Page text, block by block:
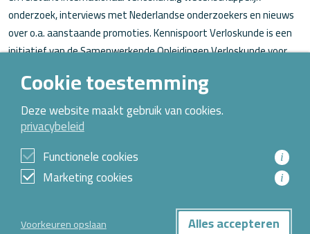
onderzoek, interviews met Nederlandse onderzoekers en nieuws
over o.a. aanstaande promoties. Kennispoort Verloskunde is een
initiatief van de Samenwerkende Opleidingen Verloskunde voor
Over Kennispoort Verloskunde
Contact
Archief
Privacybeleid
Cookie toestemming
Deze website maakt gebruik van cookies.
privacybeleid
Functionele cookies
i
Marketing cookies i
Voorkeuren opslaan Alles accepteren